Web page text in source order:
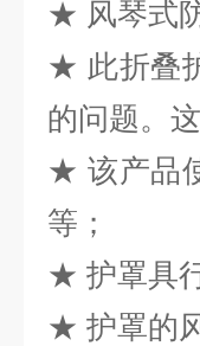
★ 风琴式
★ 此折叠
的问题。
★ 该产品
等；
★ 护罩具
★ 护罩的